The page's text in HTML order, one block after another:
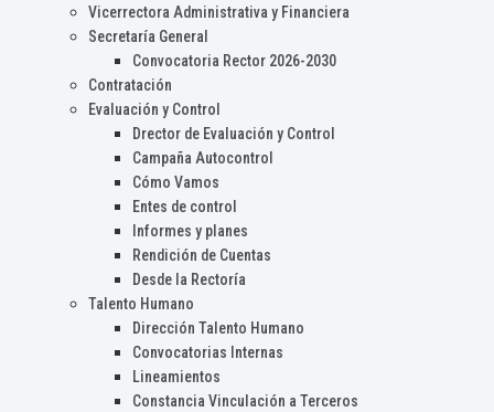
Vicerrectora Administrativa y Financiera
Secretaría General
Convocatoria Rector 2026-2030
Contratación
Evaluación y Control
Drector de Evaluación y Control
Campaña Autocontrol
Cómo Vamos
Entes de control
Informes y planes
Rendición de Cuentas
Desde la Rectoría
Talento Humano
Dirección Talento Humano
Convocatorias Internas
Lineamientos
Constancia Vinculación a Terceros